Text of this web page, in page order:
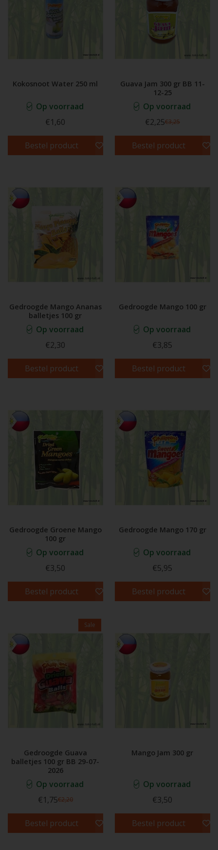
Kokosnoot Water 250 ml
Op voorraad
€1,60
Bestel product
Guava Jam 300 gr BB 11-
12-25
Op voorraad
€2,25€3,25
Bestel product
Gedroogde Mango Ananas
balletjes 100 gr
Op voorraad
€2,30
Bestel product
Gedroogde Mango 100 gr
Op voorraad
€3,85
Bestel product
Gedroogde Groene Mango
100 gr
Op voorraad
€3,50
Bestel product
Gedroogde Mango 170 gr
Op voorraad
€5,95
Bestel product
Sale
Gedroogde Guava
balletjes 100 gr BB 29-07-
2026
Op voorraad
€1,75€2,20
Bestel product
Mango Jam 300 gr
Op voorraad
€3,50
Bestel product